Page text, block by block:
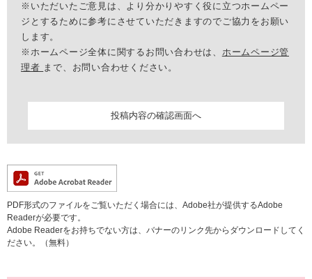
※いただいたご意見は、より分かりやすく役に立つホームペー
ジとするために参考にさせていただきますのでご協力をお願い
します。
※ホームページ全体に関するお問い合わせは、 ホームページ管
理者 まで、お問い合わせください。
PDF形式のファイルをご覧いただく場合には、Adobe社が提供するAdobe
Readerが必要です。
Adobe Readerをお持ちでない方は、バナーのリンク先からダウンロードしてく
ださい。（無料）